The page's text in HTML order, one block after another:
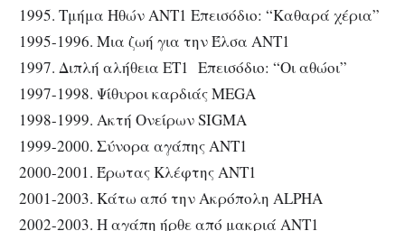
1995. Τμήμα Ηθών ANT1 Επεισόδιο: “Καθαρά χέρια”
1995-1996. Μια ζωή για την Έλσα ANT1
1997. Διπλή αλήθεια ΕΤ1 Επεισόδιο: “Οι αθώοι”
1997-1998. Ψίθυροι καρδιάς MEGA
1998-1999. Ακτή Ονείρων SIGMA
1999-2000. Σύνορα αγάπης ANT1
2000-2001. Έρωτας Κλέφτης ANT1
2001-2003. Κάτω από την Ακρόπολη ALPHA
2002-2003. Η αγάπη ήρθε από μακριά ANT1